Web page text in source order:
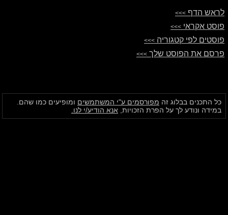
לראש הדף >>>
פוסט אקראי >>>
פוסטים לפי קטגוריה >>>
פרסם את הפוסט שלך >>>
כל התכנים בבלוג זה מפורסמים ע"י המשתמשים ומופיעים כמו שהם.
במידה ונודע לך על הפרת הזכויות, אנא הודיע/י לנו.